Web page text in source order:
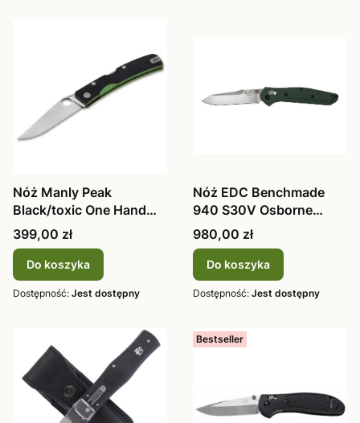
Nóż Manly Peak
Black/toxic One Hand
CPM S90V 59-61 HRC
Cena
399,00 zł
Do koszyka
Dostępność: Jest dostępny
Nóż EDC Benchmade
940 S30V Osborne
green
Cena
980,00 zł
Do koszyka
Dostępność: Jest dostępny
Bestseller